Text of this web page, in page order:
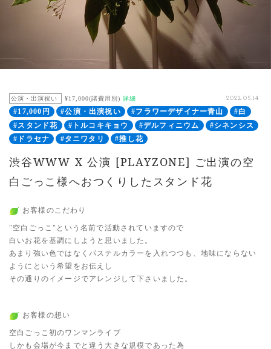
公演・出演祝い ¥17,000(諸費用別) 詳細 2022.05.14
#17,000円 #公演・出演祝い #フラワーデザイナー青山
#白
#スタンド花
#トルコキキョウ #デルフィニウム
#シネンシス
#ドラセナ
#タニワタリ #推し花
渋谷WWW X 公演 [PLAYZONE] ご出演の空
白ごっこ様へおつくりしたスタンド花
お客様のこだわり
"空白ごっこ"という名前で活動されていますので
白いお花を基調にしようと思いました。
あまり強い色ではなくパステルカラーを入れつつも、地味にならない
ようにという希望をお伝えし
その通りのイメージでアレンジして下さいました。
お客様の想い
空白ごっこ初のワンマンライブ
しかも会場が今までと違う大きな規模であった為